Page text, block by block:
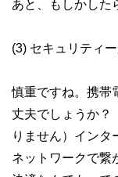
あと、もしかした
(3) セキュリティ
慎重ですね。携帯
丈夫でしょうか？
りません）インタ
ネットワークで繋